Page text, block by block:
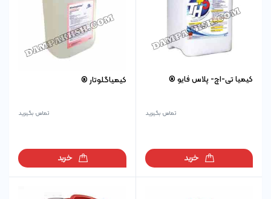
کیمیا تی-اچ- پلاس فایو ®
تماس بگیرید
خرید
كيمياگلوتار ®
تماس بگیرید
خرید